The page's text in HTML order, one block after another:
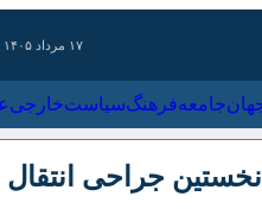
ورزش جهان جامعه فرهنگ
نخستین جراحی انتقال